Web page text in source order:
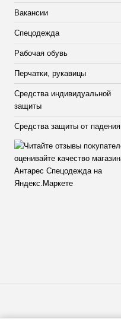
Вакансии
Спецодежда
Рабочая обувь
Перчатки, рукавицы
Средства индивидуальной
защиты
Средства защиты от падения